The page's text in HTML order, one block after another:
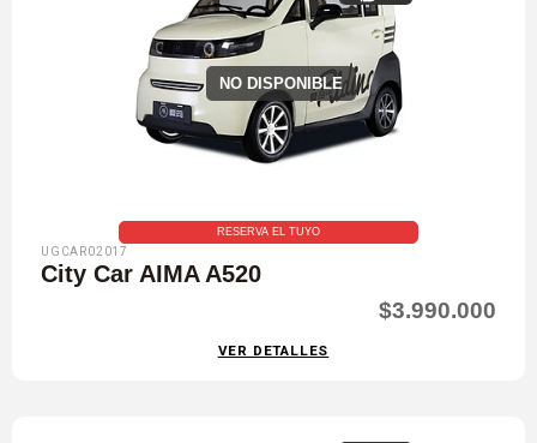
NO DISPONIBLE
RESERVA EL TUYO
UGCAR02017
City Car AIMA A520
$3.990.000
VER DETALLES